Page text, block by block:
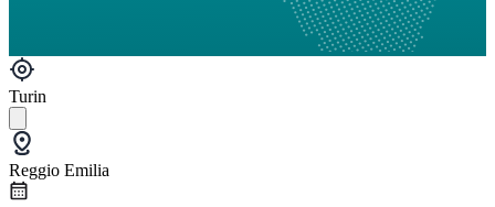
Turin
Reggio Emilia